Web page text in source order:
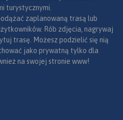
turystycznymi.
zaplanowaną trasą lub
Rób zdjęcia, nagrywaj
trasę. Możesz podzielić się nią
jako prywatną tylko dla
na swojej stronie www!